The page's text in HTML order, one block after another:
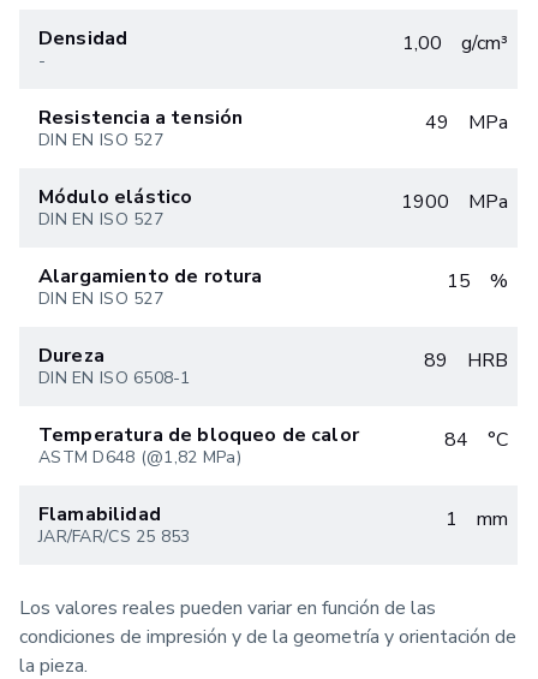
Densidad
-
1,00 g/cm³
Resistencia a tensión
DIN EN ISO 527
49 MPa
Módulo elástico
DIN EN ISO 527
1900 MPa
Alargamiento de rotura
DIN EN ISO 527
15 %
Dureza
DIN EN ISO 6508-1
89 HRB
Temperatura de bloqueo de calor
ASTM D648 (@1,82 MPa)
84 °C
Flamabilidad
JAR/FAR/CS 25 853
1 mm
Los valores reales pueden variar en función de las
condiciones de impresión y de la geometría y orientación de
la pieza.